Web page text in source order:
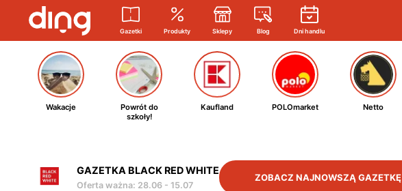
Gazetki Produkty Sklepy Blog Dni handlu
Wakacje
Powrót do
szkoły!
Kaufland POLOmarket Netto
GAZETKA BLACK RED WHITE
Oferta ważna: 28.06 - 15.07
ZOBACZ NAJNOWSZĄ GAZETKĘ